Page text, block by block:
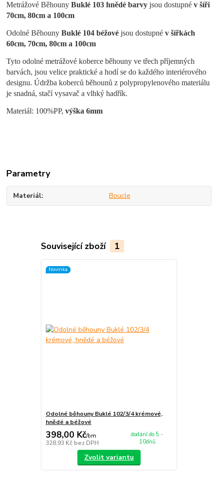
Metrážové BěhounyBuklé 103 hnědé barvyjsou dostupné v šíři
70cm, 80cm a 100cm
Odolné BěhounyBuklé 104 béžové jsou dostupnév šířkách
60cm, 70cm, 80cm a 100cm
Tyto odolné metrážové koberce běhouny ve třech příjemných
barvách, jsou velice praktické a hodí se do každého interiérového
designu. Údržba koberců běhounů z polypropylenového materiálu
je snadná, stačí vysavač a vlhký hadřík.
Materiál: 100%PP,výška 6mm
Parametry
Materiál Boucle
Související zboží 1
Novinka
Odolné běhouny Buklé 102/3/4 krémové,
hnědé a béžové
398,00 Kč/bm
328,93 Kč bez DPH
dodání do 5 -
10dnů
Zvolit variantu